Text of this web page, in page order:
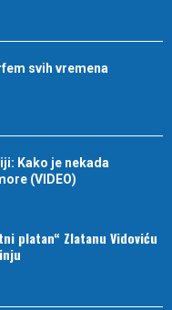
svih vremena
Kako je nekada
(VIDEO)
platan“ Zlatanu Vidoviću